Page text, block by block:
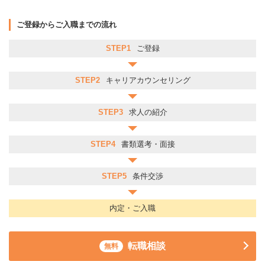
ご登録からご入職までの流れ
STEP1 ご登録
STEP2 キャリアカウンセリング
STEP3 求人の紹介
STEP4 書類選考・面接
STEP5 条件交渉
内定・ご入職
無料 転職相談